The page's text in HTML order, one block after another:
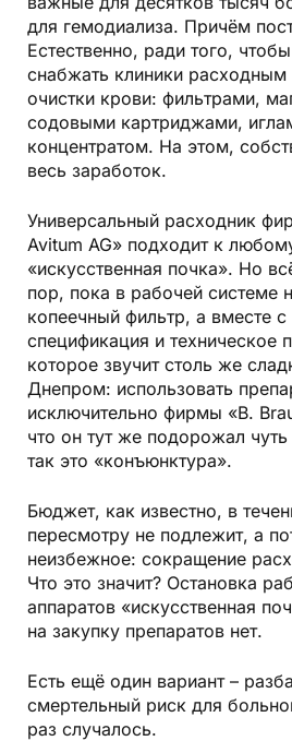
для гемодиализа. Причём
Естественно, ради того,
снабжать клиники
очистки крови: фильтрами,
содовыми картри­джами,
концентратом. На этом,
весь заработок.
Универсальный расходник
Avitum AG» подходит к
«искусственная почка». Но
пор, пока в рабочей системе
копеечный фильтр, а вместе
спецификация и техническое
которое звучит столь же
Днепром: использовать
исключительно фирмы «B.
что он тут же подорожал
так это «конъюнктура».
Бюджет, как известно, в
пересмотру не подлежит, а
неизбежное: сокращение
Что это значит? Остановка
аппаратов «искусственная
на закупку препаратов нет.
Есть ещё один вариант –
смертельный риск для
раз случалось.